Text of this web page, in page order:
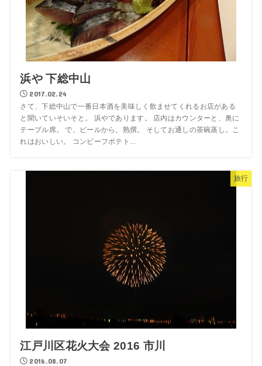
浜や 下総中山
2017.02.24
さて、下総中山で一番日本酒を美味しく飲ませてくれるお店がある
と聞いていそいそと。 浜やであります。 店内はカウンターと、奥に
テーブル席。 で、ビールから。熟撰。 そしてお通しの茶碗蒸し。こ
れはおいしい。 コンビーフポテト...
旅行
江戸川区花火大会 2016 市川
2016.08.07